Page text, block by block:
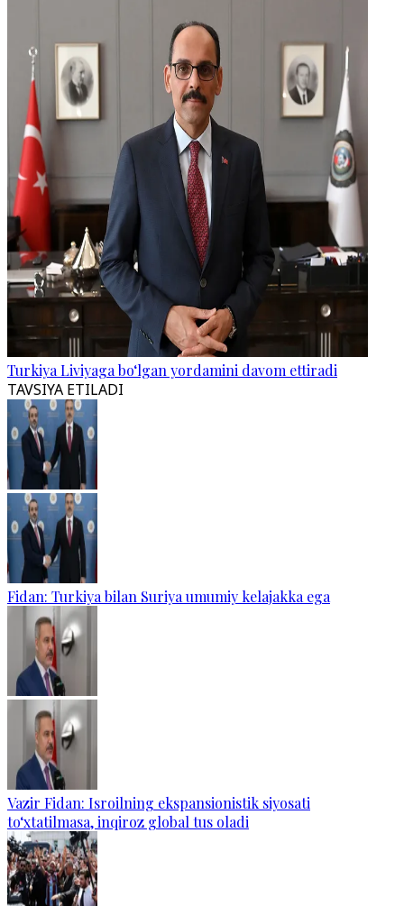
Turkiya Liviyaga bo‘lgan yordamini davom ettiradi
TAVSIYA ETILADI
Fidan: Turkiya bilan Suriya umumiy kelajakka ega
Vazir Fidan: Isroilning ekspansionistik siyosati
to‘xtatilmasa, inqiroz global tus oladi